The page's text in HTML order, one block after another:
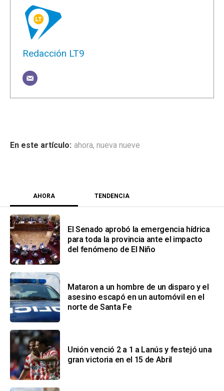
Redacción LT9
ahora, nueva nueve
AHORA TENDENCIA
El Senado aprobó la emergencia hídrica
para toda la provincia ante el impacto
del fenómeno de El Niño
Mataron a un hombre de un disparo y el
asesino escapó en un automóvil en el
norte de Santa Fe
Unión venció 2 a 1 a Lanús y festejó una
gran victoria en el 15 de Abril